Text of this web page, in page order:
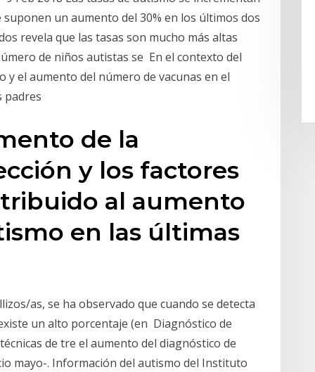
un aumento del 30% en los últimos dos
revela que las tasas son mucho más altas
de niños autistas se En el contexto del
el aumento del número de vacunas en el
padres
de la
y los factores
al aumento
en las últimas
as, se ha observado que cuando se detecta
un alto porcentaje (en Diagnóstico de
de tre el aumento del diagnóstico de
mayo-. Información del autismo del Instituto